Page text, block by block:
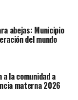
abejas: Municipio
del mundo
la comunidad a
materna 2026